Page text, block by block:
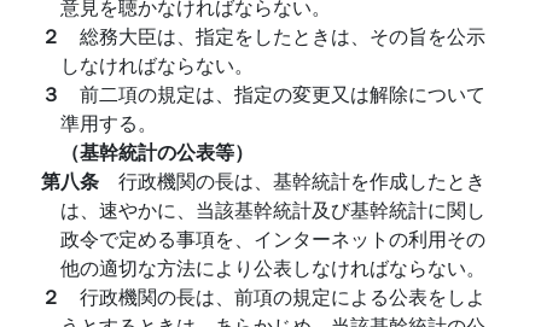
意見を聴かなければならない。
２ 総務大臣は、指定をしたときは、その旨を公示
しなければならない。
３ 前二項の規定は、指定の変更又は解除について
準用する。
（基幹統計の公表等）
第八条 行政機関の長は、基幹統計を作成したとき
は、速やかに、当該基幹統計及び基幹統計に関し
政令で定める事項を、インターネットの利用その
他の適切な方法により公表しなければならない。
２ 行政機関の長は、前項の規定による公表をしよ